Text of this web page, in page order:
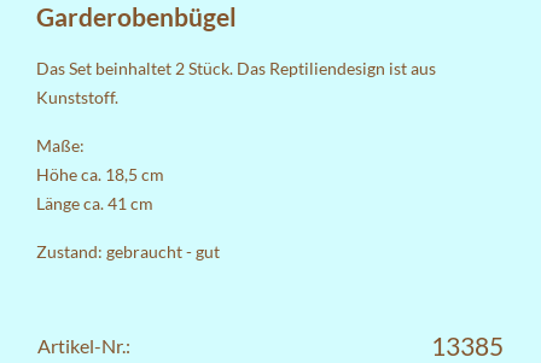
Garderobenbügel
Das Set beinhaltet 2 Stück. Das Reptiliendesign ist aus
Kunststoff.
Maße:
Höhe ca. 18,5 cm
Länge ca. 41 cm
Zustand: gebraucht - gut
Artikel-Nr.: 13385